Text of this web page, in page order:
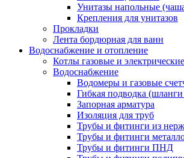
Унитазы напольные
Крепления для унитазов
Прокладки
Лента бордюрная для ванн
Водоснабжение и отопление
Котлы газовые и электрические
Водоснабжение
Водомеры и газовые
Гибкая подводка
Запорная арматура
Изоляция для труб
Трубы и фитинги из
Трубы и фитинги
Трубы и фитинги ПНД